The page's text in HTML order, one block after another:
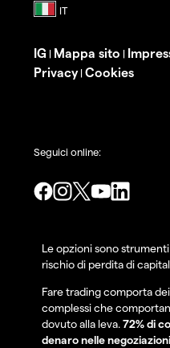
IG | Mappa sito |
Privacy| Cookies
Seguici online:
Le opzioni sono
rischio di perdita di
Fare trading comporta
complessi che
dovuto alla leva.72% di
denaro nelle